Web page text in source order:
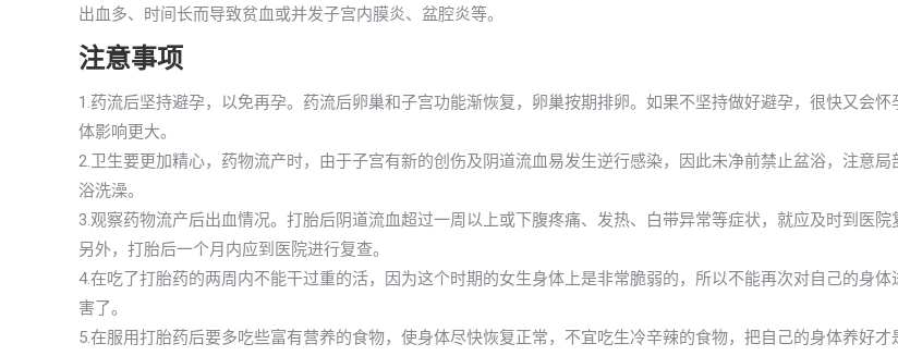
出血多、时间长而导致贫血或并发子宫内膜炎、盆腔炎等。
注意事项
1.药流后坚持避孕，以免再孕。药流后卵巢和子宫功能渐恢复，卵巢按期排卵。如果不坚持做好避孕，很快又会怀
体影响更大。
2.卫生要更加精心，药物流产时，由于子宫有新的创伤及阴道流血易发生逆行感染，因此未净前禁止盆浴，注意局
浴洗澡。
3.观察药物流产后出血情况。打胎后阴道流血超过一周以上或下腹疼痛、发热、白带异常等症状，就应及时到医院
另外，打胎后一个月内应到医院进行复查。
4.在吃了打胎药的两周内不能干过重的活，因为这个时期的女生身体上是非常脆弱的，所以不能再次对自己的身体
害了。
5.在服用打胎药后要多吃些富有营养的食物，使身体尽快恢复正常，不宜吃生冷辛辣的食物，把自己的身体养好才